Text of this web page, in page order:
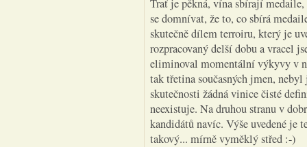
Trať je pěkná, vína sbírají
se domnívat, že to, co sbírá
skutečně dílem terroiru, který je
rozpracovaný delší dobu a vracel
eliminoval momentální výkyvy v
tak třetina současných jmen,
skutečnosti žádná vinice čisté
neexistuje. Na druhou stranu v
kandidátů navíc. Výše uvedené
takový... mírně vyměklý střed :-)